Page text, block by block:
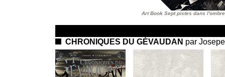
Art Book Sept pistes dans l'ombre
CHRONIQUES DU GÉVAUDAN par